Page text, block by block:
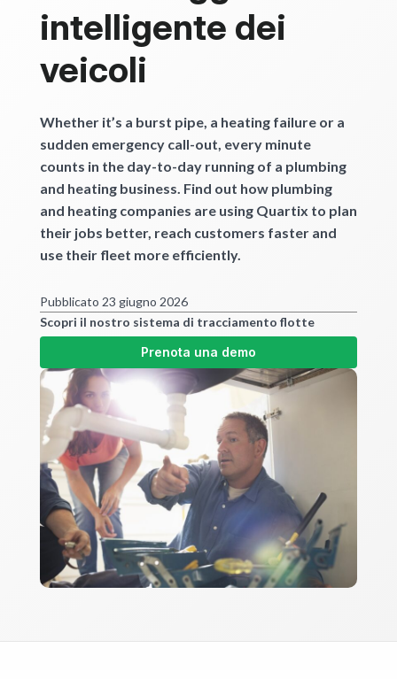
intelligente dei
veicoli
Whether it’s a burst pipe, a heating failure or a
sudden emergency call-out, every minute
counts in the day-to-day running of a plumbing
and heating business. Find out how plumbing
and heating companies are using Quartix to plan
their jobs better, reach customers faster and
use their fleet more efficiently.
Pubblicato 23 giugno 2026
Scopri il nostro sistema di tracciamento flotte
Prenota una demo